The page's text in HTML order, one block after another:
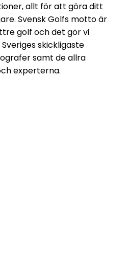
allt för att göra ditt
Svensk Golfs motto är
golf och det gör vi
skickligaste
samt de allra
experterna.